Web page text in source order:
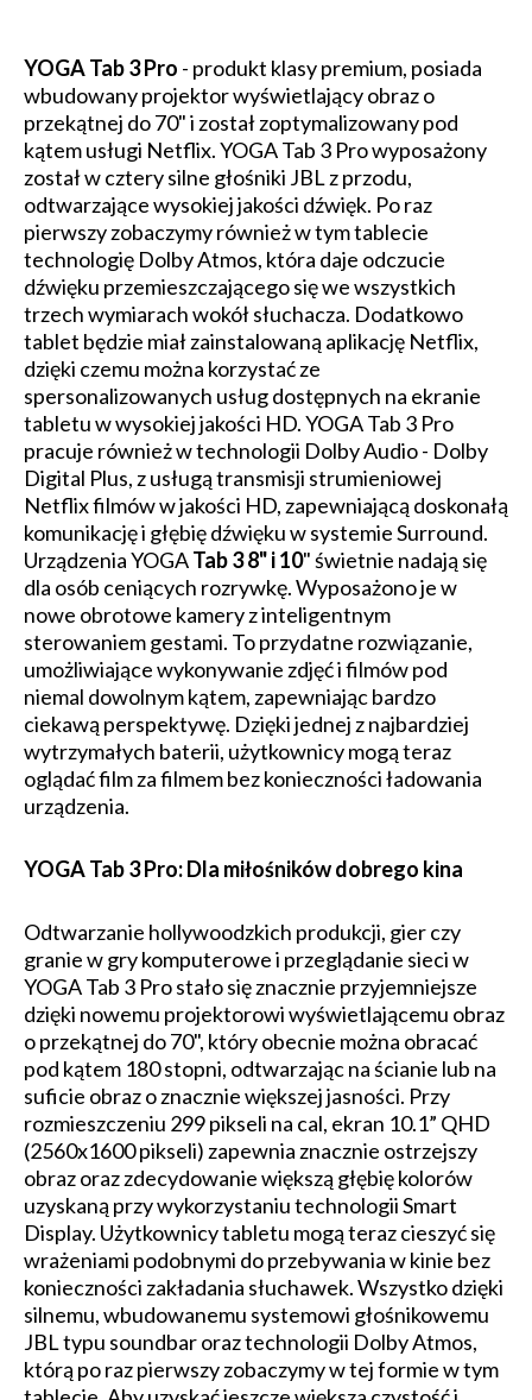
YOGA Tab 3 Pro - produkt klasy premium, posiada
wbudowany projektor wyświetlający obraz o
przekątnej do 70" i został zoptymalizowany pod
kątem usługi Netflix. YOGA Tab 3 Pro wyposażony
został w cztery silne głośniki JBL z przodu,
odtwarzające wysokiej jakości dźwięk. Po raz
pierwszy zobaczymy również w tym tablecie
technologię Dolby Atmos, która daje odczucie
dźwięku przemieszczającego się we wszystkich
trzech wymiarach wokół słuchacza. Dodatkowo
tablet będzie miał zainstalowaną aplikację Netflix,
dzięki czemu można korzystać ze
spersonalizowanych usług dostępnych na ekranie
tabletu w wysokiej jakości HD. YOGA Tab 3 Pro
pracuje również w technologii Dolby Audio - Dolby
Digital Plus, z usługą transmisji strumieniowej
Netflix filmów w jakości HD, zapewniającą doskonałą
komunikację i głębię dźwięku w systemie Surround.
Urządzenia YOGATab 3 8" i 10" świetnie nadają się
dla osób ceniących rozrywkę. Wyposażono je w
nowe obrotowe kamery z inteligentnym
sterowaniem gestami. To przydatne rozwiązanie,
umożliwiające wykonywanie zdjęć i filmów pod
niemal dowolnym kątem, zapewniając bardzo
ciekawą perspektywę. Dzięki jednej z najbardziej
wytrzymałych baterii, użytkownicy mogą teraz
oglądać film za filmem bez konieczności ładowania
urządzenia.
YOGA Tab 3 Pro: Dla miłośników dobrego kina
Odtwarzanie hollywoodzkich produkcji, gier czy
granie w gry komputerowe i przeglądanie sieci w
YOGA Tab 3 Pro stało się znacznie przyjemniejsze
dzięki nowemu projektorowi wyświetlającemu obraz
o przekątnej do 70", który obecnie można obracać
pod kątem 180 stopni, odtwarzając na ścianie lub na
suficie obraz o znacznie większej jasności. Przy
rozmieszczeniu 299 pikseli na cal, ekran 10.1” QHD
(2560x1600 pikseli) zapewnia znacznie ostrzejszy
obraz oraz zdecydowanie większą głębię kolorów
uzyskaną przy wykorzystaniu technologii Smart
Display. Użytkownicy tabletu mogą teraz cieszyć się
wrażeniami podobnymi do przebywania w kinie bez
konieczności zakładania słuchawek. Wszystko dzięki
silnemu, wbudowanemu systemowi głośnikowemu
JBL typu soundbar oraz technologii Dolby Atmos,
którą po raz pierwszy zobaczymy w tej formie w tym